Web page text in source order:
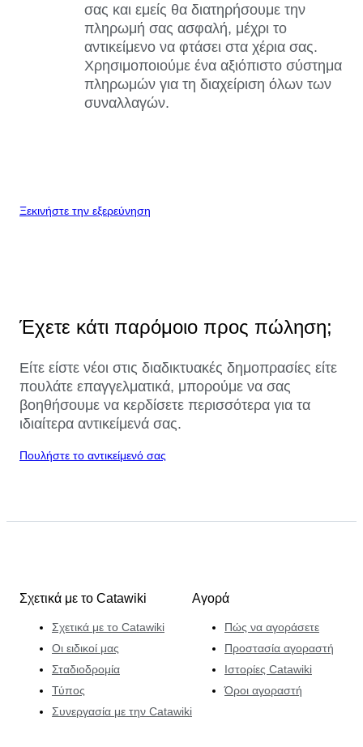
σας και εμείς θα διατηρήσουμε την
πληρωμή σας ασφαλή, μέχρι το
αντικείμενο να φτάσει στα χέρια σας.
Χρησιμοποιούμε ένα αξιόπιστο σύστημα
πληρωμών για τη διαχείριση όλων των
συναλλαγών.
Ξεκινήστε την εξερεύνηση
Έχετε κάτι παρόμοιο προς πώληση;
Είτε είστε νέοι στις διαδικτυακές δημοπρασίες είτε
πουλάτε επαγγελματικά, μπορούμε να σας
βοηθήσουμε να κερδίσετε περισσότερα για τα
ιδιαίτερα αντικείμενά σας.
Πουλήστε το αντικείμενό σας
Σχετικά με το Catawiki
Σχετικά με το Catawiki
Οι ειδικοί μας
Σταδιοδρομία
Τύπος
Συνεργασία με την Catawiki
Αγορά
Πώς να αγοράσετε
Προστασία αγοραστή
Ιστορίες Catawiki
Όροι αγοραστή